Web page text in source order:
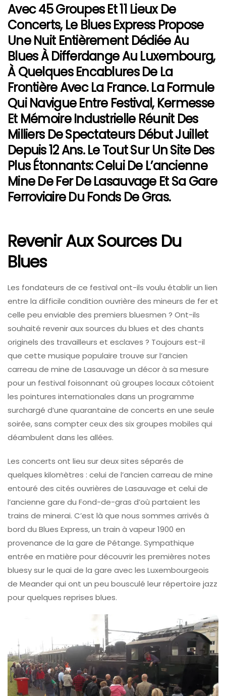
Avec 45 Groupes Et 11 Lieux De
Concerts, Le Blues Express Propose
Une Nuit Entièrement Dédiée Au
Blues À Differdange Au Luxembourg,
À Quelques Encablures De La
Frontière Avec La France. La Formule
Qui Navigue Entre Festival, Kermesse
Et Mémoire Industrielle Réunit Des
Milliers De Spectateurs Début Juillet
Depuis 12 Ans. Le Tout Sur Un Site Des
Plus Étonnants: Celui De L’ancienne
Mine De Fer De Lasauvage Et Sa Gare
Ferroviaire Du Fonds De Gras.
Revenir Aux Sources Du
Blues
Les fondateurs de ce festival ont-ils voulu établir un lien
entre la difficile condition ouvrière des mineurs de fer et
celle peu enviable des premiers bluesmen ? Ont-ils
souhaité revenir aux sources du blues et des chants
originels des travailleurs et esclaves ? Toujours est-il
que cette musique populaire trouve sur l’ancien
carreau de mine de Lasauvage un décor à sa mesure
pour un festival foisonnant où groupes locaux côtoient
les pointures internationales dans un programme
surchargé d’une quarantaine de concerts en une seule
soirée, sans compter ceux des six groupes mobiles qui
déambulent dans les allées.
Les concerts ont lieu sur deux sites séparés de
quelques kilomètres : celui de l’ancien carreau de mine
entouré des cités ouvrières de Lasauvage et celui de
l’ancienne gare du Fond-de-gras d’où partaient les
trains de minerai. C’est là que nous sommes arrivés à
bord du Blues Express, un train à vapeur 1900 en
provenance de la gare de Pétange. Sympathique
entrée en matière pour découvrir les premières notes
bluesy sur le quai de la gare avec les Luxembourgeois
de Meander qui ont un peu bousculé leur répertoire jazz
pour quelques reprises blues.